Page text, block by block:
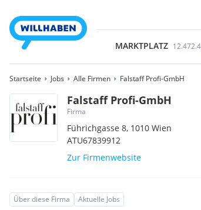
MARKTPLATZ
Startseite Jobs Alle Firmen Falstaff Profi-GmbH
Falstaff Profi-GmbH
Firma
Führichgasse 8, 1010Wien
ATU67839912
Zur Firmenwebsite
Über diese Firma Aktuelle Jobs